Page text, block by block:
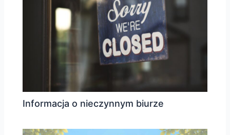
Informacja o nieczynnym biurze